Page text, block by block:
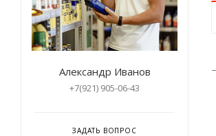
Александр Иванов
+7(921) 905-06-43
ЗАДАТЬ ВОПРОС